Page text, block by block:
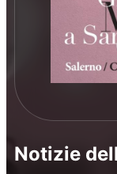
Notizie